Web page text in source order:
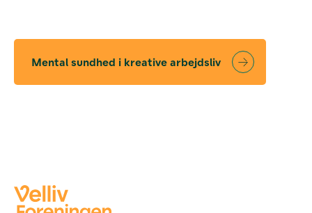
Mental sundhed i kreative arbejdsliv